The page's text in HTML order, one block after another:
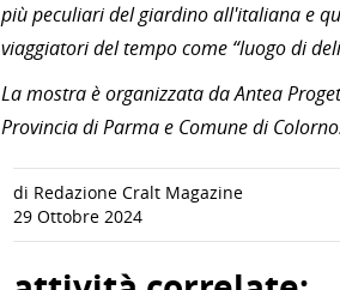
più peculiari del giardino all'italiana e
viaggiatori del tempo come “luogo di
La mostra è organizzata da Antea
Provincia di Parma e Comune di
di Redazione Cralt Magazine
29 Ottobre 2024